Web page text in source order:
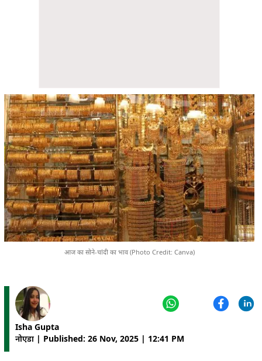
आज का सोने-चांदी का भाव (Photo Credit: Canva)
Isha Gupta
नोएडा | Published: 26 Nov, 2025 | 12:41 PM